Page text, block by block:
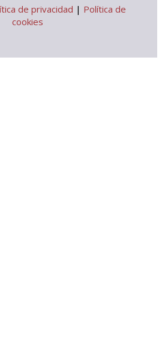
de privacidad | Política de
cookies